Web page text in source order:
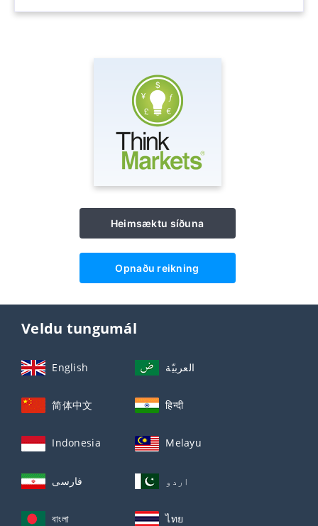
Heimsæktu síðuna
Opnaðu reikning
Veldu tungumál
English العربيّة
简体中文 हिन्दी
Indonesia Melayu
فارسی اردو
বাংলা ไทย